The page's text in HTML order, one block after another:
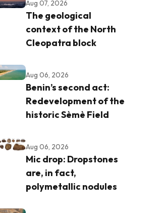
Aug 07, 2026
The geological
context of the North
Cleopatra block
Aug 06, 2026
Benin’s second act:
Redevelopment of the
historic Sèmè Field
Aug 06, 2026
Mic drop: Dropstones
are, in fact,
polymetallic nodules